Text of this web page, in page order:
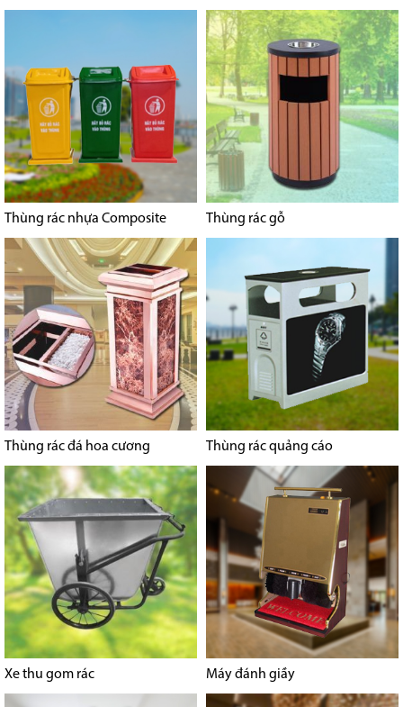
Thùng rác nhựa Composite Thùng rác gỗ
Thùng rác đá hoa cương Thùng rác quảng cáo
Xe thu gom rác Máy đánh giầy